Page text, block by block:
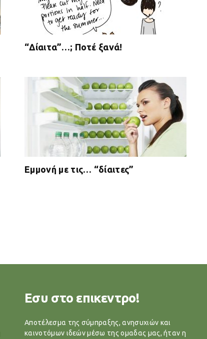
“Δίαιτα”…; Ποτέ ξανά!
Εμμονή με τις… “δίαιτες”
Εσυ στο επικεντρο!
Αποτέλεσμα της σύμπραξης, ανησυχιών και
καινοτόμων ιδεών μέσω της ομαδας μας, ήταν η